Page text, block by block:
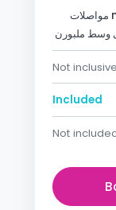
28 mins مواصلات
وسط ملبورن
Not inclusive
Included
Not